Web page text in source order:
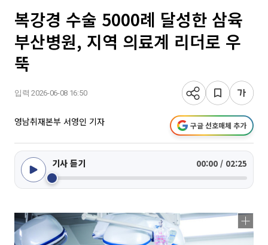
복강경 수술 5000례 달성한 삼육
부산병원, 지역 의료계 리더로 우
뚝
입력 2026-06-08 16:50
영남취재본부 서영인 기자 구글 선호매체 추가
기사 듣기 00:00 / 02:25